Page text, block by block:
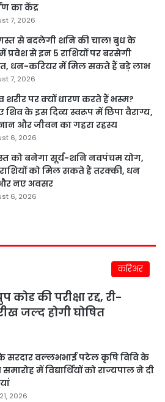
का केंद्र
7, 2026
से बदलेगी शनि की चाल! बुध के
में प्रवेश से इन 5 राशियों पर बरसेगी
धन-करियर में मिल सकते हैं बड़े लाभ
7, 2026
शरीर पर क्यों धारण करते हैं भस्म?
शिव के इस दिव्य स्वरूप में छिपा वैराग्य,
और जीवन का गहरा रहस्य
6, 2026
को बनेगा सूर्य-शनि नवपंचम योग,
को मिल सकते हैं तरक्की, धन
नए अवसर
6, 2026
करिअर
कोड की परीक्षा रद्द, री-
जल्द होगी घोषित
सरदार वल्लभभाई पटेल कृषि विवि के
समारोह में विद्यार्थियों को राज्यपाल ने दी
2026